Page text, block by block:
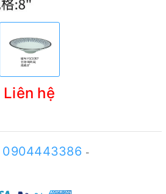
Liên hệ
0904443386 -